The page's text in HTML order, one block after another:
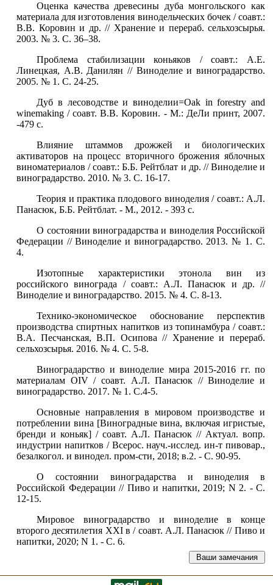
Оценка качества древесины дуба монгольского как
материала для изготовления винодельческих бочек / соавт.:
В.В. Коровин и др. // Хранение и перераб. сельхозсырья.
2003. № 3. С. 36–38.
Проблема стабилизации коньяков / соавт.: А.Е.
Линецкая, А.В. Данилян // Виноделие и виноградарство.
2005. № 1. С. 24-25.
Дуб в лесоводстве и виноделии=Oak in forestry and
winemaking / соавт. В.В. Коровин. - М.: ДеЛи принт, 2007.
-479 с.
Влияние штаммов дрожжей и биологических
активаторов на процесс вторичного брожения яблочных
виноматериалов / соавт.: Б.Б. Рейтблат и др. // Виноделие и
виноградарство. 2010. № 3. С. 16-17.
Теория и практика плодового виноделия / соавт.: А.Л.
Панасюк, Б.Б. Рейтблат. - М., 2012. - 393 с.
О состоянии виноградарства и виноделия Российской
Федерации // Виноделие и виноградарство. 2013. № 1. С.
4.
Изотопные характеристики этонола вин из
российского винограда / соавт.: А.Л. Панасюк и др. //
Виноделие и виноградарство. 2015. № 4. С. 8-13.
Технико-экономическое обоснование перспектив
производства спиртных напитков из топинамбура / соавт.:
В.А. Песчанская, В.П. Осипова // Хранение и перераб.
сельхозсырья. 2016. № 4. С. 5-8.
Виноградарство и виноделие мира 2015-2016 гг. по
материалам OIV / соавт. А.Л. Панасюк // Виноделие и
виноградарство. 2017. № 1. С.4-5.
Основные направления в мировом производстве и
потреблении вина [Виноградные вина, включая игристые,
бренди и коньяк] / соавт. А.Л. Панасюк // Актуал. вопр.
индустрии напитков / Всерос. науч.-исслед. ин-т пивовар.,
безалкогол. и винодел. пром-сти, 2018; в.2. - С. 90-95.
О состоянии виноградарства и виноделия в
Российской Федерации // Пиво и напитки, 2019; N 2. - С.
12-15.
Мировое виноградарство и виноделие в конце
второго десятилетия XXI в / соавт. А.Л. Панасюк // Пиво и
напитки, 2020; N 1. - С. 6.